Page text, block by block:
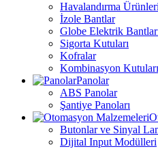
Havalandırma Ürünleri
İzole Bantlar
Globe Elektrik
Sigorta Kutuları
Kofralar
Kombinasyon Kutuları
Panolar
ABS Panolar
Şantiye Panoları
Butonlar ve Sinyal
Dijital Input Modülleri